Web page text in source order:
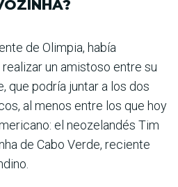
de Olimpia, había
un amis­toso entre su
que podría juntar a los dos
al menos entre los que hoy
el neozelandés Tim
de Cabo Verde, reciente